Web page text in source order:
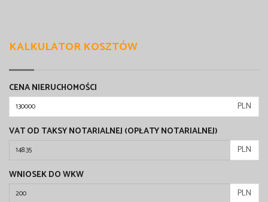
KALKULATOR KOSZTÓW
CENA NIERUCHOMOŚCI
PLN
VAT OD TAKSY NOTARIALNEJ (OPŁATY NOTARIALNEJ)
PLN
WNIOSEK DO WKW
PLN